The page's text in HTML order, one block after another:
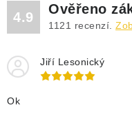
4.9
Ověřeno
1121 recenzí.
Jiří Lesonický
Ok